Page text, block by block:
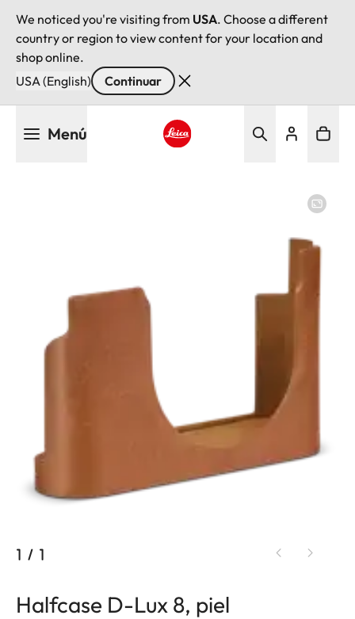
We noticed you're visiting from USA. Choose a different
country or region to view content for your location and
shop online.
USA (English)
Continuar
Menú
1 / 1
Halfcase D-Lux 8, piel